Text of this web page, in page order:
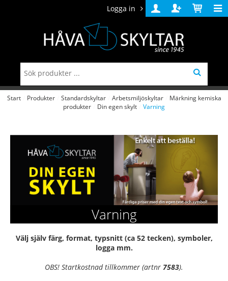
Logga in
Logga
in
Skapa
konto
Varukorg
Start Produkter Standardskyltar Arbetsmiljöskyltar
Märkning kemiska
produkter
Din egen skylt Varning
Varning
Välj själv färg, format, typsnitt (ca 52 tecken), symboler,
logga mm.
OBS! Startkostnad tillkommer (artnr 7583).